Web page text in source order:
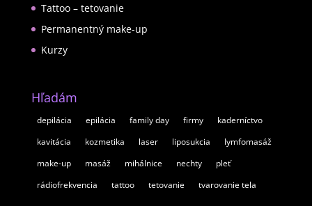
Tattoo – tetovanie
Permanentný make-up
Kurzy
Hľadám
depilácia epilácia family day firmy
kaderníctvo
kavitácia
kozmetika laser liposukcia
lymfomasáž
make-up
masáž mihálnice nechty
pleť
rádiofrekvencia
tattoo tetovanie tvarovanie tela